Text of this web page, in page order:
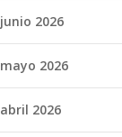
junio 2026
mayo 2026
abril 2026